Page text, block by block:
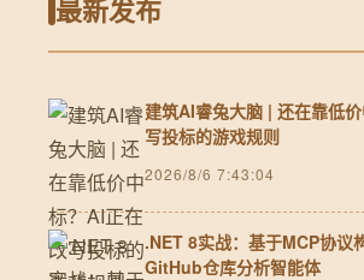
最新发布
建筑AI睿兔大脑 | 还在靠低
写投标的游戏规则
2026/8/6 7:43:04
.NET 8实战：基于MCP协议
GitHub仓库分析智能体